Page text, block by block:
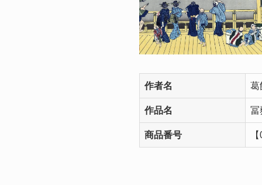
作者名 葛
作品名 冨
商品番号